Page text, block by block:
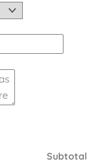
Subtotal